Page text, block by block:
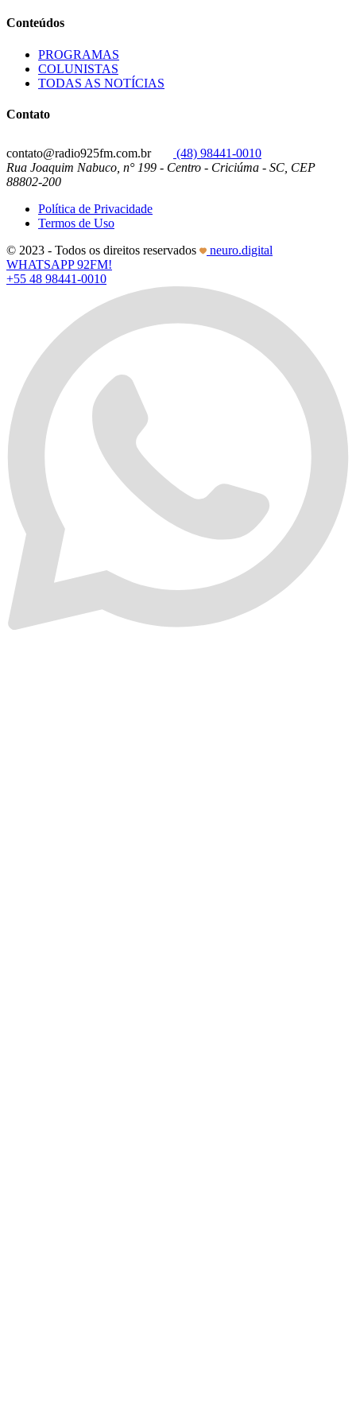
Conteúdos
PROGRAMAS
COLUNISTAS
TODAS AS NOTÍCIAS
Contato
contato@radio925fm.com.br
(48) 98441-0010
Rua Joaquim Nabuco, n° 199 - Centro - Criciúma - SC, CEP
88802-200
Política de Privacidade
Termos de Uso
© 2023 - Todos os direitos reservados
neuro.digital
WHATSAPP 92FM!
+55 48 98441-0010